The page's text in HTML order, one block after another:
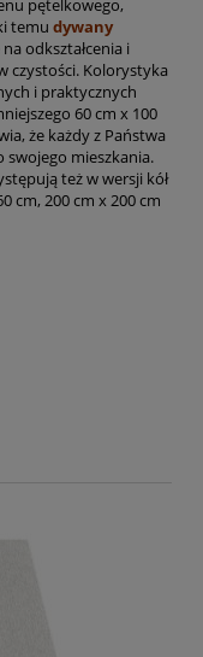
pętelkowego,
temu dywany
odkształcenia i
czystości. Kolorystyka
i praktycznych
60 cm x 100
że każdy z Państwa
mieszkania.
też w wersji kół
cm, 200 cm x 200 cm